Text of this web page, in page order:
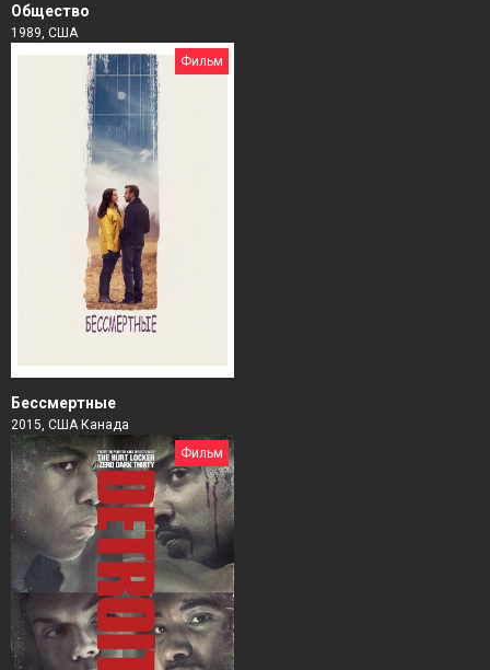
Общество
1989, США
Фильм
Бессмертные
2015, США Канада
Фильм